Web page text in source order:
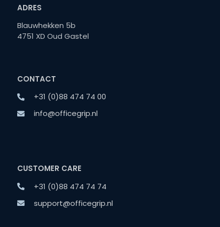
ADRES
Blauwhekken 5b
4751 XD Oud Gastel
CONTACT
+31 (0)88 474 74 00
info@officegrip.nl
CUSTOMER CARE
+31 (0)88 474 74 74
support@officegrip.nl